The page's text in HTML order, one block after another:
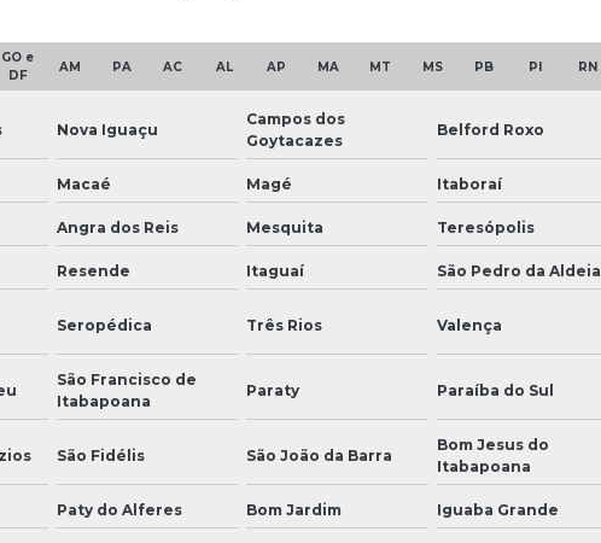
GO e
DF
AM PA AC AL AP MA MT MS PB PI RN
Nova Iguaçu
Campos dos
Goytacazes
Belford Roxo
Macaé Magé Itaboraí
Angra dos Reis Mesquita Teresópolis
Resende Itaguaí São Pedro da Aldeia
Seropédica Três Rios Valença
São Francisco de
Itabapoana
Paraty Paraíba do Sul
São Fidélis São João da Barra
Bom Jesus do
Itabapoana
Paty do Alferes Bom Jardim Iguaba Grande